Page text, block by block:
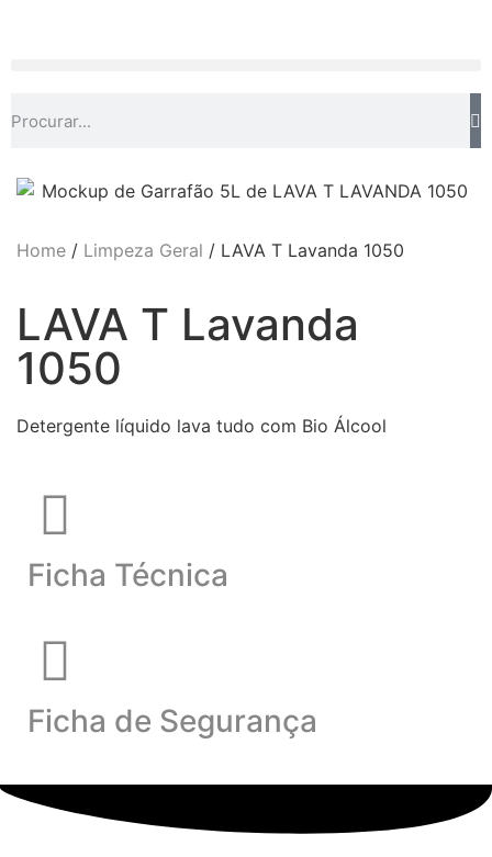
Home / Limpeza Geral / LAVA T Lavanda 1050
LAVA T Lavanda
1050
Detergente líquido lava tudo com Bio Álcool
Ficha Técnica
Ficha de Segurança